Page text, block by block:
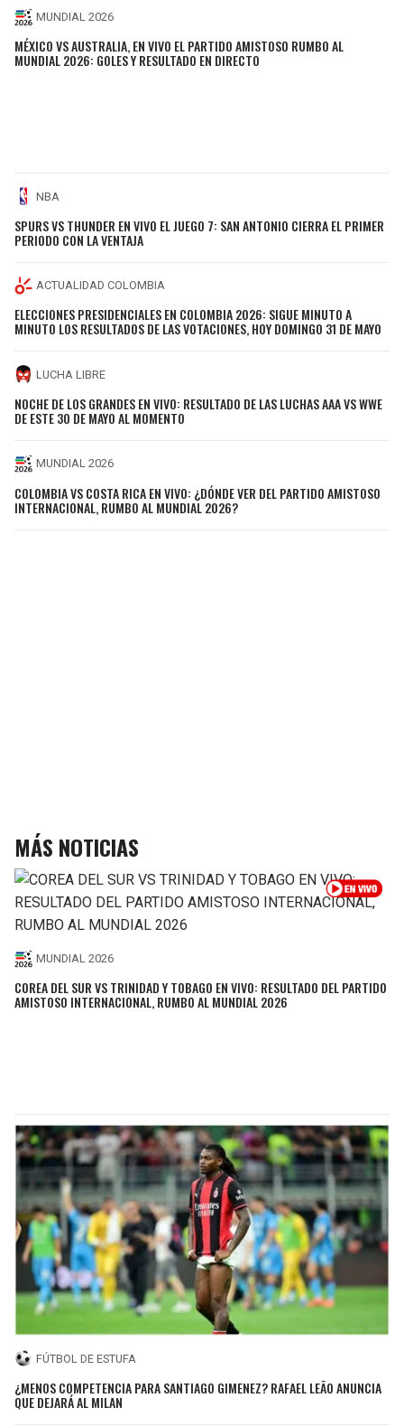
MUNDIAL 2026
MÉXICO VS AUSTRALIA, EN VIVO EL PARTIDO AMISTOSO RUMBO AL
MUNDIAL 2026: GOLES Y RESULTADO EN DIRECTO
NBA
SPURS VS THUNDER EN VIVO EL JUEGO 7: SAN ANTONIO CIERRA EL PRIMER
PERIODO CON LA VENTAJA
ACTUALIDAD COLOMBIA
ELECCIONES PRESIDENCIALES EN COLOMBIA 2026: SIGUE MINUTO A
MINUTO LOS RESULTADOS DE LAS VOTACIONES, HOY DOMINGO 31 DE MAYO
LUCHA LIBRE
NOCHE DE LOS GRANDES EN VIVO: RESULTADO DE LAS LUCHAS AAA VS WWE
DE ESTE 30 DE MAYO AL MOMENTO
MUNDIAL 2026
COLOMBIA VS COSTA RICA EN VIVO: ¿DÓNDE VER DEL PARTIDO AMISTOSO
INTERNACIONAL, RUMBO AL MUNDIAL 2026?
MÁS NOTICIAS
MUNDIAL 2026
COREA DEL SUR VS TRINIDAD Y TOBAGO EN VIVO: RESULTADO DEL PARTIDO
AMISTOSO INTERNACIONAL, RUMBO AL MUNDIAL 2026
FÚTBOL DE ESTUFA
¿MENOS COMPETENCIA PARA SANTIAGO GIMENEZ? RAFAEL LEÃO ANUNCIA
QUE DEJARÁ AL MILAN